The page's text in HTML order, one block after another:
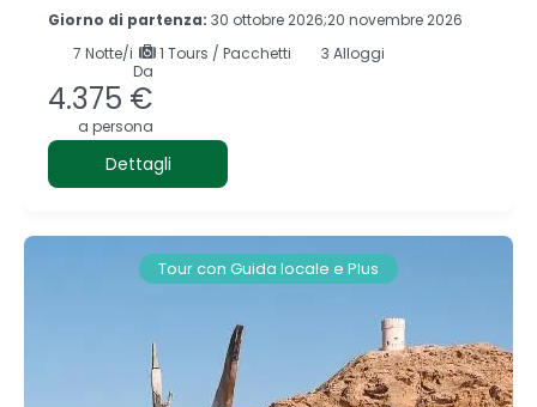
Giorno di partenza: 30 ottobre 2026;20 novembre 2026
7 Notte/i 1 Tours / Pacchetti
3 Alloggi
Da
4.375 €
a persona
Dettagli
Tour con Guida locale e Plus